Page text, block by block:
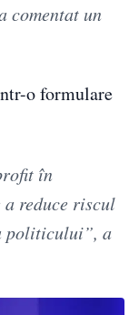
comentat un
o formulare
în
reduce riscul
politicului”, a